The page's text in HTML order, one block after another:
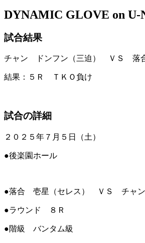
DYNAMIC GLOVE on U-
試合結果
チャン ドンフン（三迫） ＶＳ 落
結果：５Ｒ ＴＫＯ負け
試合の詳細
２０２５年７月５日（土）
●後楽園ホール
●落合 壱星（セレス） ＶＳ チャン
●ラウンド ８Ｒ
●階級 バンタム級